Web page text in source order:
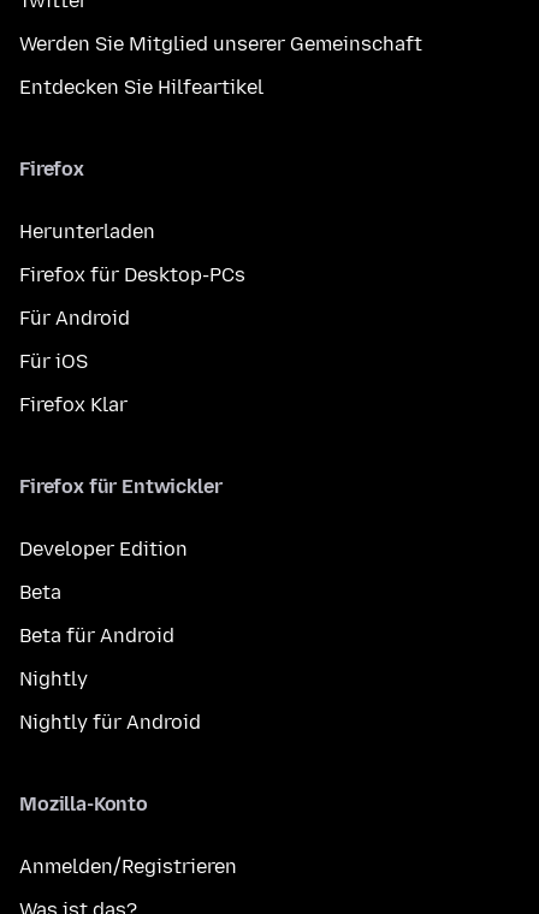
Werden Sie Mitglied unserer Gemeinschaft
Entdecken Sie Hilfeartikel
Firefox
Herunterladen
Firefox für Desktop-PCs
Für Android
Für iOS
Firefox Klar
Firefox für Entwickler
Developer Edition
Beta
Beta für Android
Nightly
Nightly für Android
Mozilla-Konto
Anmelden/Registrieren